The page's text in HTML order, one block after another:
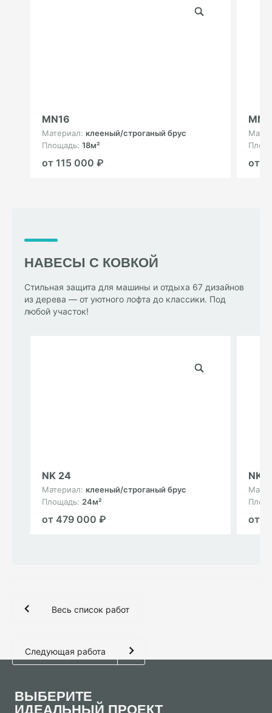
MN16
Материал: клееный/строганый брус
Площадь: 18м²
от 115 000 ₽
MN2
от
НАВЕСЫ С КОВКОЙ
Стильная защита для машины и отдыха 67 дизайнов
из дерева — от уютного лофта до классики. Под
любой участок!
NK 24
Материал: клееный/строганый брус
Площадь: 24м²
от 479 000 ₽
NK
от
Весь список работ
Следующая работа
ВЫБЕРИТЕ
ИДЕАЛЬНЫЙ ПРОЕКТ